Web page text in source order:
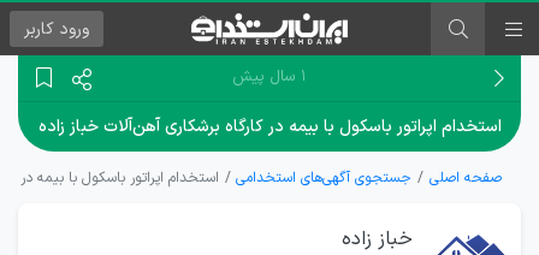
ورود کاربر
۱ سال پیش
استخدام اپراتور باسکول با بیمه در کارگاه برشکاری آهن‌آلات خباز زاده
صفحه اصلی جستجوی آگهی‌های استخدامی استخدام اپراتور باسکول با بیمه در
خباز زاده